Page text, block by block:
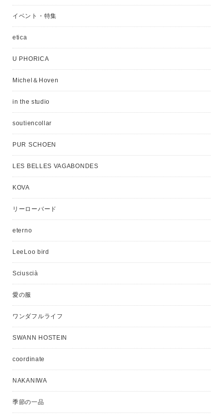
イベント・特集
etica
U PHORICA
Michel＆Hoven
in the studio
soutiencollar
PUR SCHOEN
LES BELLES VAGABONDES
KOVA
リーローバード
eterno
LeeLoo bird
Sciuscià
愛の服
ワンダフルライフ
SWANN HOSTEIN
coordinate
NAKANIWA
季節の一品